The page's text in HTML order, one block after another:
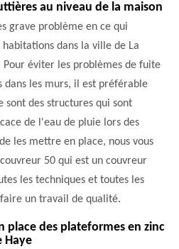
au niveau de la maison
grave problème en ce qui
dans la ville de La
Pour éviter les problèmes de fuite
les murs, il est préférable
sont des structures qui sont
de l'eau de pluie lors des
les mettre en place, nous vous
50 qui est un couvreur
les techniques et toutes les
un travail de qualité.
place des plateformes en zinc
Haye